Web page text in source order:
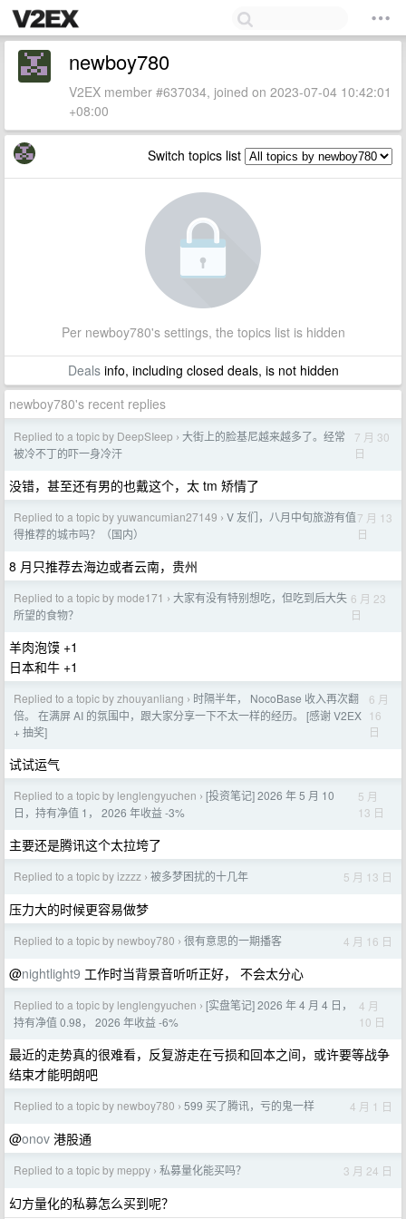
newboy780
V2EX member #637034, joined on 2023-07-04 10:42:01
+08:00
Switch topics list
Per newboy780's settings, the topics list is hidden
Dealsinfo, including closed deals, is not hidden
newboy780's recent replies
Replied to a topic by DeepSIeep › 大街上的脸基尼越来越多了。经常
被冷不丁的吓一身冷汗
7 月 30
日
没错，甚至还有男的也戴这个，太 tm 矫情了
Replied to a topic by yuwancumian27149 › V 友们，八月中旬旅游有值
得推荐的城市吗？（国内）
7 月 13
日
8 月只推荐去海边或者云南，贵州
Replied to a topic by mode171 › 大家有没有特别想吃，但吃到后大失
所望的食物？
6 月 23
日
羊肉泡馍 +1
日本和牛 +1
Replied to a topic by zhouyanliang › 时隔半年， NocoBase 收入再次翻
倍。 在满屏 AI 的氛围中，跟大家分享一下不太一样的经历。 [感谢 V2EX
+ 抽奖]
6 月
16
日
试试运气
Replied to a topic by lenglengyuchen › [投资笔记] 2026 年 5 月 10
日，持有净值 1， 2026 年收益 -3%
5 月
13 日
主要还是腾讯这个太拉垮了
Replied to a topic by izzzz › 被多梦困扰的十几年 5 月 13 日
压力大的时候更容易做梦
Replied to a topic by newboy780 › 很有意思的一期播客 4 月 16 日
@nightlight9 工作时当背景音听听正好， 不会太分心
Replied to a topic by lenglengyuchen › [实盘笔记] 2026 年 4 月 4 日，
持有净值 0.98， 2026 年收益 -6%
4 月
10 日
最近的走势真的很难看，反复游走在亏损和回本之间，或许要等战争
结束才能明朗吧
Replied to a topic by newboy780 › 599 买了腾讯，亏的鬼一样 4 月 1 日
@onov 港股通
Replied to a topic by meppy › 私募量化能买吗？ 3 月 24 日
幻方量化的私募怎么买到呢？